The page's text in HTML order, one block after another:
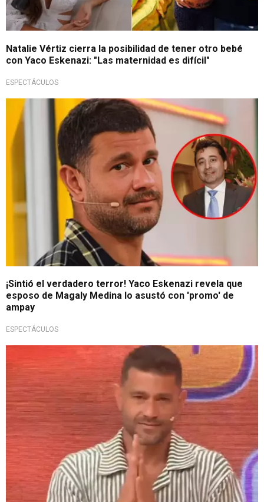
Natalie Vértiz cierra la posibilidad de tener otro bebé
con Yaco Eskenazi: "Las maternidad es difícil"
ESPECTÁCULOS
Tenso momento
¡Sintió el verdadero terror! Yaco Eskenazi revela que
esposo de Magaly Medina lo asustó con 'promo' de
ampay
ESPECTÁCULOS